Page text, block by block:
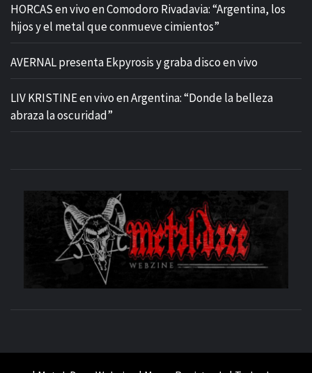
HORCAS en vivo en Comodoro Rivadavia: “Argentina, los
hijos y el metal que conmueve cimientos”
AVERNAL presenta Ekpyrosis y graba disco en vivo
LIV KRISTINE en vivo en Argentina: “Donde la belleza
abraza la oscuridad”